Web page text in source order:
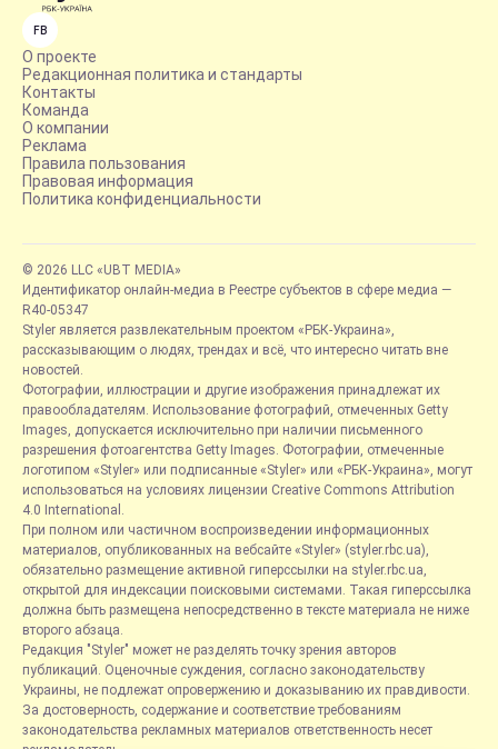
FB
О проекте
Редакционная политика и стандарты
Контакты
Команда
О компании
Реклама
Правила пользования
Правовая информация
Политика конфиденциальности
© 2026 LLC «UBT MEDIA»
Идентификатор онлайн-медиа в Реестре субъектов в сфере медиа —
R40-05347
Styler является развлекательным проектом «РБК-Украина»,
рассказывающим о людях, трендах и всё, что интересно читать вне
новостей.
Фотографии, иллюстрации и другие изображения принадлежат их
правообладателям. Использование фотографий, отмеченных Getty
Images, допускается исключительно при наличии письменного
разрешения фотоагентства Getty Images. Фотографии, отмеченные
логотипом «Styler» или подписанные «Styler» или «РБК-Украина», могут
использоваться на условиях лицензии Creative Commons Attribution
4.0 International.
При полном или частичном воспроизведении информационных
материалов, опубликованных на вебсайте «Styler» (styler.rbc.ua),
обязательно размещение активной гиперссылки на styler.rbc.ua,
открытой для индексации поисковыми системами. Такая гиперссылка
должна быть размещена непосредственно в тексте материала не ниже
второго абзаца.
Редакция "Styler" может не разделять точку зрения авторов
публикаций. Оценочные суждения, согласно законодательству
Украины, не подлежат опровержению и доказыванию их правдивости.
За достоверность, содержание и соответствие требованиям
законодательства рекламных материалов ответственность несет